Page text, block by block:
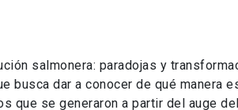
salmonera: paradojas y
busca dar a conocer de qué manera
que se generaron a partir del auge